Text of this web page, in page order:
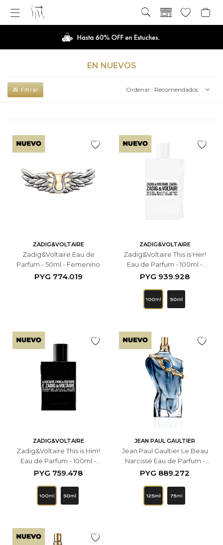

EN NUEVOS
Recomendados
ZADIG&VOLTAIRE
Zadig&Voltaire Eau de
Parfum - 50ml - Femenino
PYG 774.019
ZADIG&VOLTAIRE
Zadig&Voltaire This is Her!
Eau de Parfum - 100ml -
Femenino
PYG 939.928
ZADIG&VOLTAIRE
Zadig&Voltaire This is Him!
Eau de Parfum - 100ml -
Masculino
PYG 759.478
JEAN PAUL GAULTIER
Jean Paul Gaultier Le Beau
Narcisse Eau de Parfum -
125ml - Masculino
PYG 889.272